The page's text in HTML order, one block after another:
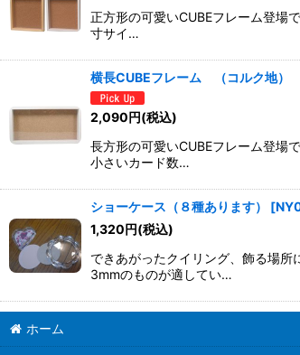
正方形の可愛いCUBEフレーム登
寸サイ…
横長CUBEフレーム （コルク地）
2,090円(税込)
長方形の可愛いCUBEフレーム登
小さいカード数…
ショーケース（８種あります） [
1,320円(税込)
できあがったクイリング、飾る場
3mmのものが適してい…
ホーム